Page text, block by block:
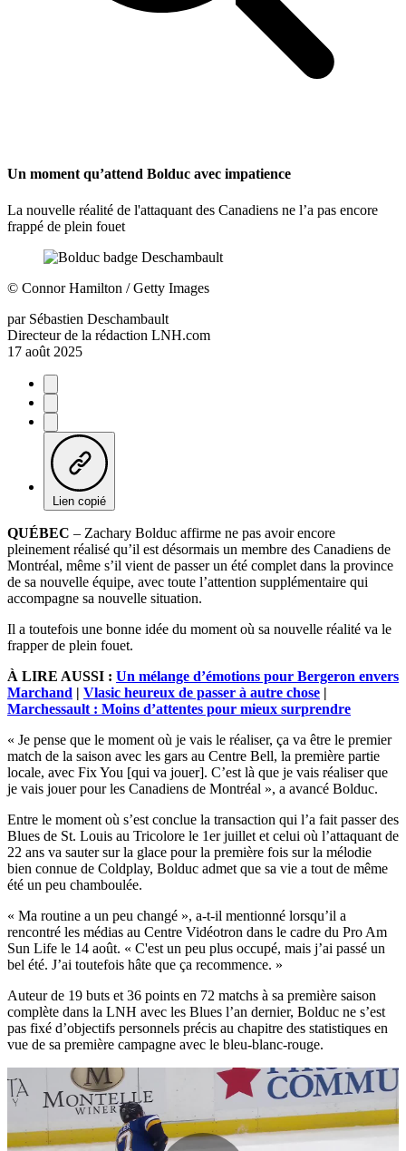
Un moment qu’attend Bolduc avec impatience
La nouvelle réalité de l'attaquant des Canadiens ne l’a pas encore
frappé de plein fouet
© Connor Hamilton / Getty Images
par Sébastien Deschambault
Directeur de la rédaction LNH.com
17 août 2025
Lien copié
QUÉBEC – Zachary Bolduc affirme ne pas avoir encore
pleinement réalisé qu’il est désormais un membre des Canadiens de
Montréal, même s’il vient de passer un été complet dans la province
de sa nouvelle équipe, avec toute l’attention supplémentaire qui
accompagne sa nouvelle situation.
Il a toutefois une bonne idée du moment où sa nouvelle réalité va le
frapper de plein fouet.
À LIRE AUSSI : Un mélange d’émotions pour Bergeron envers
Marchand | Vlasic heureux de passer à autre chose |
Marchessault : Moins d’attentes pour mieux surprendre
« Je pense que le moment où je vais le réaliser, ça va être le premier
match de la saison avec les gars au Centre Bell, la première partie
locale, avec Fix You [qui va jouer]. C’est là que je vais réaliser que
je vais jouer pour les Canadiens de Montréal », a avancé Bolduc.
Entre le moment où s’est conclue la transaction qui l’a fait passer des
Blues de St. Louis au Tricolore le 1er juillet et celui où l’attaquant de
22 ans va sauter sur la glace pour la première fois sur la mélodie
bien connue de Coldplay, Bolduc admet que sa vie a tout de même
été un peu chamboulée.
« Ma routine a un peu changé », a-t-il mentionné lorsqu’il a
rencontré les médias au Centre Vidéotron dans le cadre du Pro Am
Sun Life le 14 août. « C'est un peu plus occupé, mais j’ai passé un
bel été. J’ai toutefois hâte que ça recommence. »
Auteur de 19 buts et 36 points en 72 matchs à sa première saison
complète dans la LNH avec les Blues l’an dernier, Bolduc ne s’est
pas fixé d’objectifs personnels précis au chapitre des statistiques en
vue de sa première campagne avec le bleu-blanc-rouge.